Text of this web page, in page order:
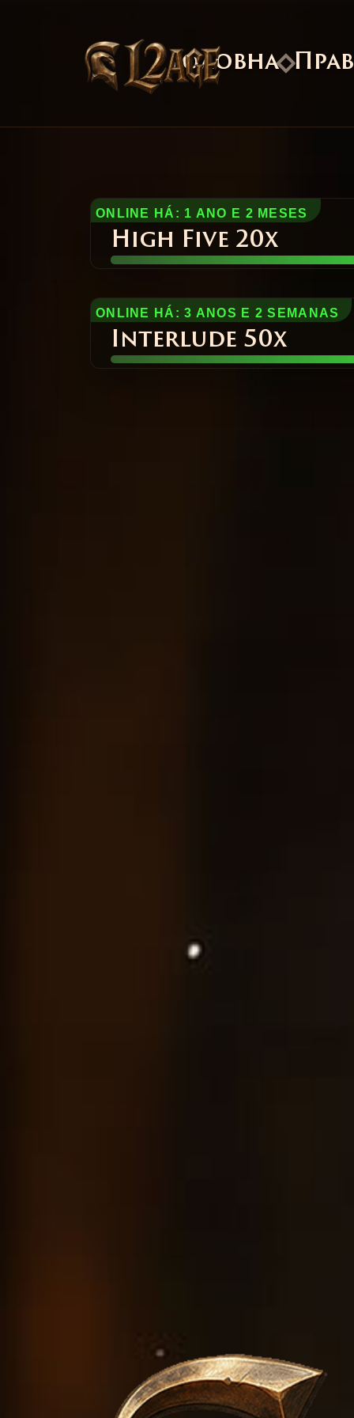
Головна
ONLINE HÁ: 1 ANO E 2 MESES
High Five 20x
ONLINE HÁ: 3 ANOS E 2 SEMANAS
Interlude 50x